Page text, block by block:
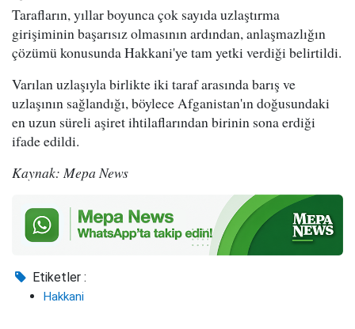
Tarafların, yıllar boyunca çok sayıda uzlaştırma
girişiminin başarısız olmasının ardından, anlaşmazlığın
çözümü konusunda Hakkani'ye tam yetki verdiği belirtildi.
Varılan uzlaşıyla birlikte iki taraf arasında barış ve
uzlaşının sağlandığı, böylece Afganistan'ın doğusundaki
en uzun süreli aşiret ihtilaflarından birinin sona erdiği
ifade edildi.
Kaynak: Mepa News
Etiketler :
Hakkani